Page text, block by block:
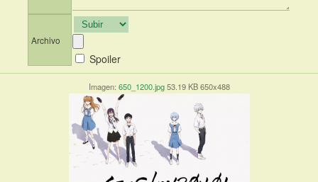
Archivo
Spoiler
Imagen: 650_1200.jpg 53.19 KB 650x488